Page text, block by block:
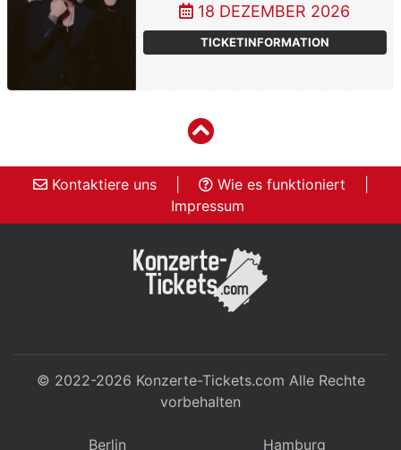
18 DEZEMBER 2026
TICKETINFORMATION
Kontaktiere uns Wie es funktioniert
Impressum
© 2022-2026 Konzerte-Tickets.com Alle Rechte
vorbehalten
Berlin Hamburg